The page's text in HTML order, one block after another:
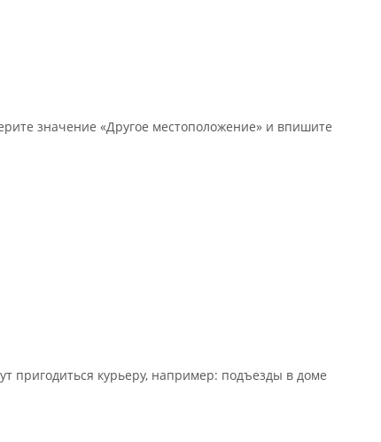
значение «Другое местоположение» и впишите
пригодиться курьеру, например: подъезды в доме